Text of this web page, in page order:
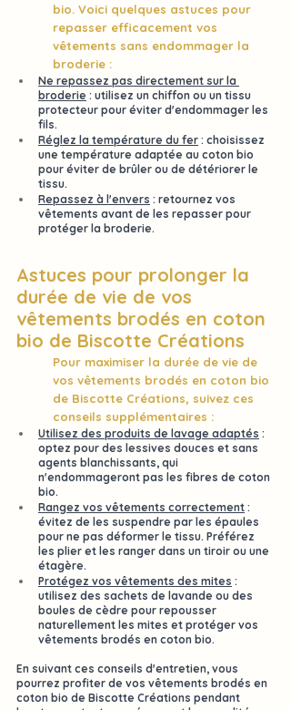
bio. Voici quelques astuces pour
repasser efficacement vos
vêtements sans endommager la
broderie :
Ne repassez pas directement sur la
broderie : utilisez un chiffon ou un tissu
protecteur pour éviter d'endommager les
fils.
Réglez la température du fer : choisissez
une température adaptée au coton bio
pour éviter de brûler ou de détériorer le
tissu.
Repassez à l'envers : retournez vos
vêtements avant de les repasser pour
protéger la broderie.
Astuces pour prolonger la
durée de vie de vos
vêtements brodés en coton
bio de Biscotte Créations
Pour maximiser la durée de vie de
vos vêtements brodés en coton bio
de Biscotte Créations, suivez ces
conseils supplémentaires :
Utilisez des produits de lavage adaptés :
optez pour des lessives douces et sans
agents blanchissants, qui
n'endommageront pas les fibres de coton
bio.
Rangez vos vêtements correctement :
évitez de les suspendre par les épaules
pour ne pas déformer le tissu. Préférez
les plier et les ranger dans un tiroir ou une
étagère.
Protégez vos vêtements des mites :
utilisez des sachets de lavande ou des
boules de cèdre pour repousser
naturellement les mites et protéger vos
vêtements brodés en coton bio.
En suivant ces conseils d'entretien, vous
pourrez profiter de vos vêtements brodés en
coton bio de Biscotte Créations pendant